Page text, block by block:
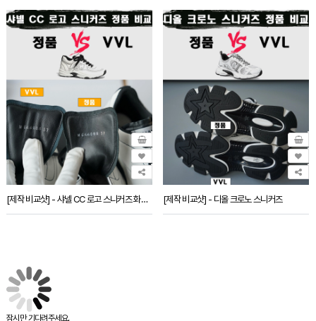
[제작 비교샷] - 샤넬 CC 로고 스니커즈 화이트 [제작 비교샷] - 디올 크로노 스니커즈
잠시만 기다려주세요.